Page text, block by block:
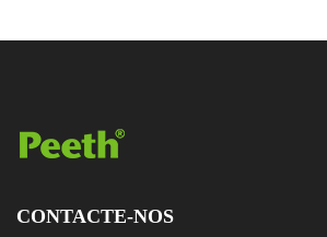
CONTACTE-NOS